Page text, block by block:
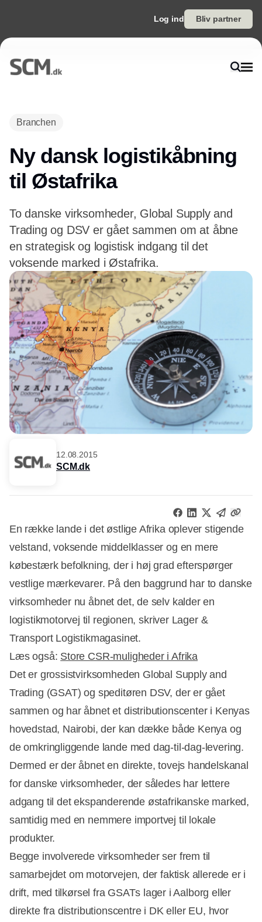
Log ind Bliv partner
Branchen
Ny dansk logistikåbning
til Østafrika
To danske virksomheder, Global Supply and
Trading og DSV er gået sammen om at åbne
en strategisk og logistisk indgang til det
voksende marked i Østafrika.
12.08.2015
SCM.dk
En række lande i det østlige Afrika oplever stigende
velstand, voksende middelklasser og en mere
købestærk befolkning, der i høj grad efterspørger
vestlige mærkevarer. På den baggrund har to danske
virksomheder nu åbnet det, de selv kalder en
logistikmotorvej til regionen, skriver Lager &
Transport Logistikmagasinet.
Læs også: Store CSR-muligheder i Afrika
Det er grossistvirksomheden Global Supply and
Trading (GSAT) og speditøren DSV, der er gået
sammen og har åbnet et distributionscenter i Kenyas
hovedstad, Nairobi, der kan dække både Kenya og
de omkringliggende lande med dag-til-dag-levering.
Dermed er der åbnet en direkte, tovejs handelskanal
for danske virksomheder, der således har lettere
adgang til det ekspanderende østafrikanske marked,
samtidig med en nemmere importvej til lokale
produkter.
Begge involverede virksomheder ser frem til
samarbejdet om motorvejen, der faktisk allerede er i
drift, med tilkørsel fra GSATs lager i Aalborg eller
direkte fra distributionscentre i DK eller EU, hvor